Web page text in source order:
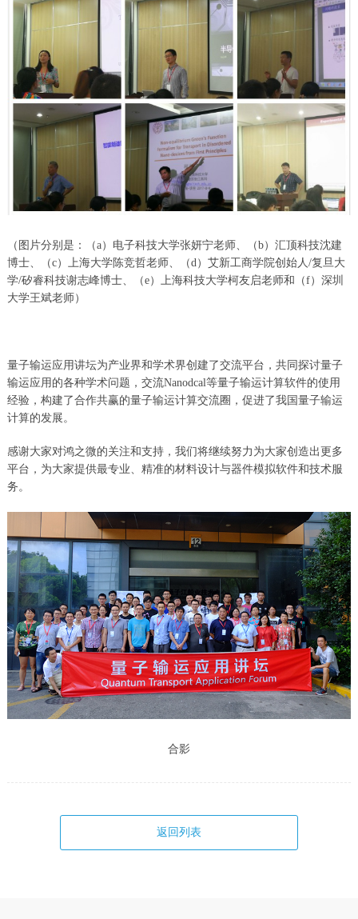
（图片分别是：（a）电子科技大学张妍宁老师、（b）汇顶科技沈建
博士、（c）上海大学陈竞哲老师、（d）艾新工商学院创始人/复旦大
学/矽睿科技谢志峰博士、（e）上海科技大学柯友启老师和（f）深圳
大学王斌老师）
量子输运应用讲坛为产业界和学术界创建了交流平台，共同探讨量子
输运应用的各种学术问题，交流Nanodcal等量子输运计算软件的使用
经验，构建了合作共赢的量子输运计算交流圈，促进了我国量子输运
计算的发展。
感谢大家对鸿之微的关注和支持，我们将继续努力为大家创造出更多
平台，为大家提供最专业、精准的材料设计与器件模拟软件和技术服
务。
合影
返回列表